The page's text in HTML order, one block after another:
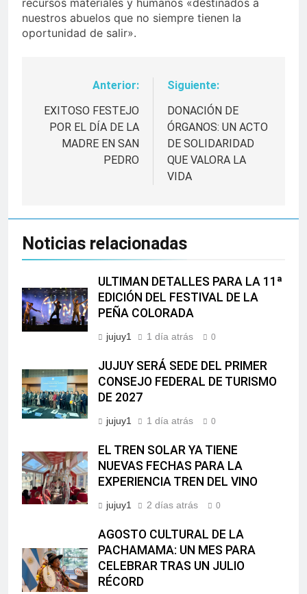
recursos materiales y humanos «destinados a
nuestros abuelos que no siempre tienen la
oportunidad de salir».
Navegación
de
entradas
Anterior:
EXITOSO FESTEJO
POR EL DÍA DE LA
MADRE EN SAN
PEDRO
Siguiente:
DONACIÓN DE
ÓRGANOS: UN ACTO
DE SOLIDARIDAD
QUE VALORA LA
VIDA
Noticias relacionadas
ULTIMAN DETALLES PARA LA 11ª
EDICIÓN DEL FESTIVAL DE LA
PEÑA COLORADA
jujuy1 1 día atrás 0
JUJUY SERÁ SEDE DEL PRIMER
CONSEJO FEDERAL DE TURISMO
DE 2027
jujuy1 1 día atrás 0
EL TREN SOLAR YA TIENE
NUEVAS FECHAS PARA LA
EXPERIENCIA TREN DEL VINO
jujuy1 2 días atrás 0
AGOSTO CULTURAL DE LA
PACHAMAMA: UN MES PARA
CELEBRAR TRAS UN JULIO
RÉCORD